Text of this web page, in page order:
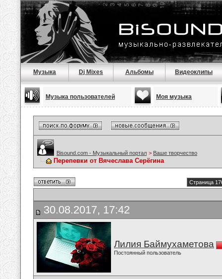
Музыка Dj Mixes Альбомы Видеоклипы
Музыка пользователей Моя музыка
Bisound.com - Музыкальный портал > Ваше творчество
Перепевки от Вячеслава Серёгина
Страница
30.08.2017, 17:42
Лилия Баймухаметова
Постоянный пользователь